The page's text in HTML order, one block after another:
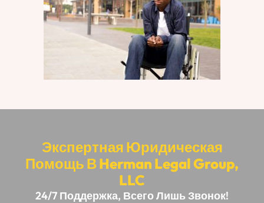
Экспертная Юридическая
Помощь В Herman Legal Group,
LLC
24/7 Поддержка, Всего Лишь Звонок!